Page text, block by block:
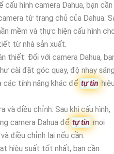
cấu hình camera Dahua, bạn cần
từ trang chủ của Dahua.
mềm và thực hiện cấu hình
từ nhà sản xuất.
thiết: Đối với camera Dahua,
cài đặt góc quay, độ nhạy
các tính năng khác để tự tin
và điều chỉnh: Sau khi cấu hình,
camera Dahua để tự tin mọi
điều chỉnh lại nếu cần.
hiệu suất tốt nhất, bạn cần